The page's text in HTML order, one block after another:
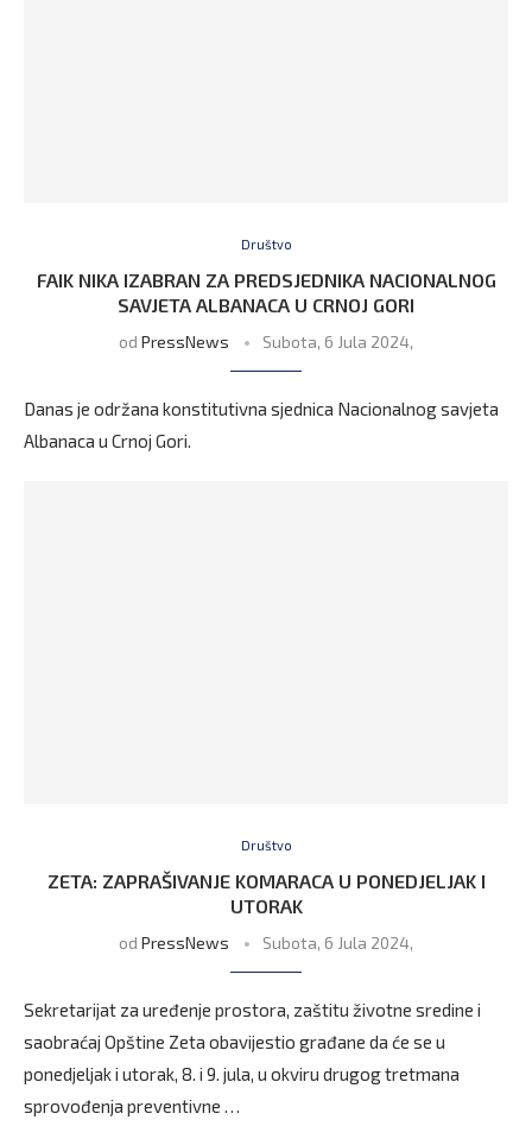
Društvo
FAIK NIKA IZABRAN ZA PREDSJEDNIKA NACIONALNOG
SAVJETA ALBANACA U CRNOJ GORI
od PressNews Subota, 6 Jula 2024,
Danas je održana konstitutivna sjednica Nacionalnog savjeta
Albanaca u Crnoj Gori.
Društvo
ZETA: ZAPRAŠIVANJE KOMARACA U PONEDJELJAK I
UTORAK
od PressNews Subota, 6 Jula 2024,
Sekretarijat za uređenje prostora, zaštitu životne sredine i
saobraćaj Opštine Zeta obavijestio građane da će se u
ponedjeljak i utorak, 8. i 9. jula, u okviru drugog tretmana
sprovođenja preventivne …